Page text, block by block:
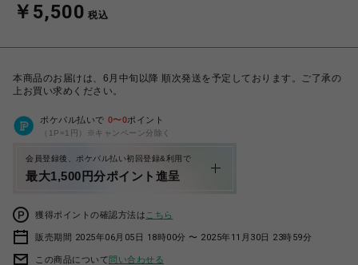
￥5,500 税込
本商品のお届けは、6月中旬以降 順次発送を予定しております。ご了承の
上お買い求めください。
ポケパル払いで 0〜0ポイント
（1P=1円）※キャンペーン分除く
会員登録後、ポケパル払い初回登録&利用で
最大1,500円分ポイント進呈
獲得ポイントの確認方法は こちら
販売期間 2025年06月05日 18時00分 〜 2025年11月30日 23時59分
この商品について問い合わせる